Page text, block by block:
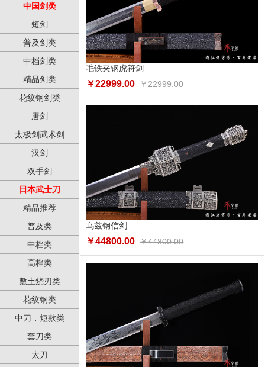
中国剑类
短剑
普及剑类
中档剑类
精品剑类
花纹钢剑类
唐剑
太极剑武术剑
汉剑
双手剑
日本武士刀
精品推荐
普及类
中档类
高档类
敷土烧刃类
花纹钢类
中刀，短款类
套刀类
太刀
毛铁夹钢虎符剑
￥22999.00 ￥22999.00
乌兹钢信剑
￥44800.00 ￥44800.00